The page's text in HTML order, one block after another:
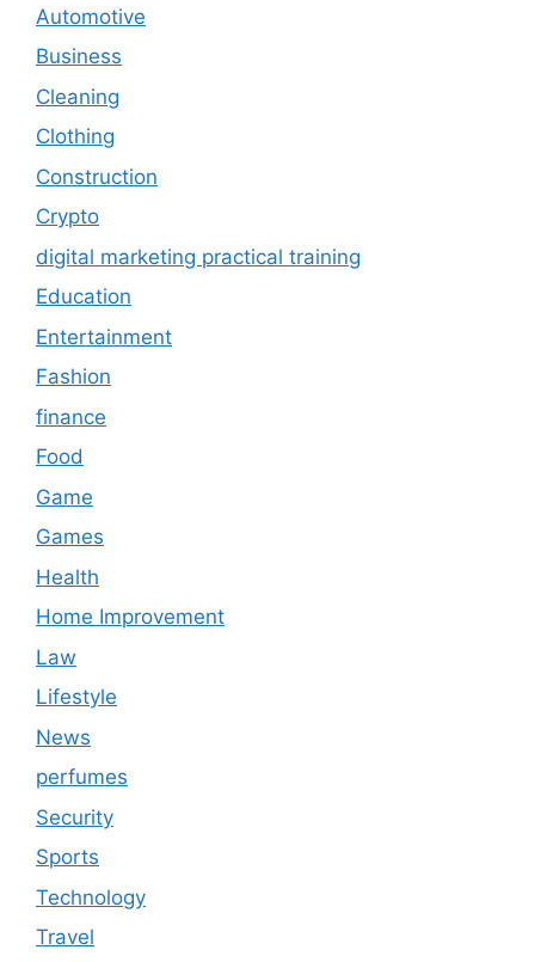
Automotive
Business
Cleaning
Clothing
Construction
Crypto
digital marketing practical training
Education
Entertainment
Fashion
finance
Food
Game
Games
Health
Home Improvement
Law
Lifestyle
News
perfumes
Security
Sports
Technology
Travel